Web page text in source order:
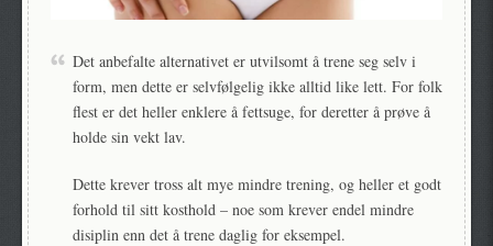
Det anbefalte alternativet er utvilsomt å trene seg selv i
form, men dette er selvfølgelig ikke alltid like lett. For folk
flest er det heller enklere å fettsuge, for deretter å prøve å
holde sin vekt lav.
Dette krever tross alt mye mindre trening, og heller et godt
forhold til sitt kosthold – noe som krever endel mindre
disiplin enn det å trene daglig for eksempel.